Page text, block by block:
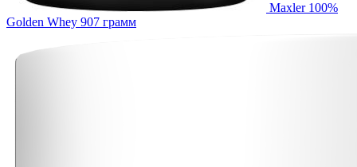
Maxler 100%
Golden Whey 907 грамм